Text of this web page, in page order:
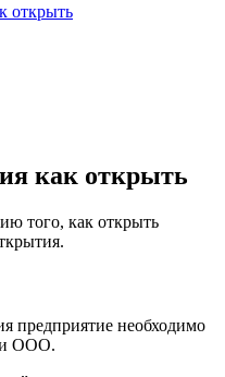
открыть
как открыть
того, как открыть
предприятие необходимо
ООО.